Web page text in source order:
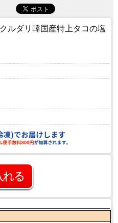
クルダリ韓国産特上タコの塩